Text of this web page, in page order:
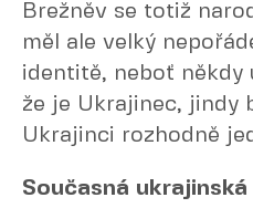
Brežněv se totiž
měl ale velký
identitě, neboť někdy
že je Ukrajinec, jindy
Ukrajinci rozhodně
Současná